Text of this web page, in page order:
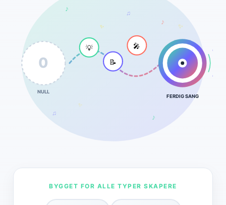
0
NULL
💡
📝
🎤
FERDIG SANG
♪
♫
♪
♫
♪
✨ ✨
✨
BYGGET FOR ALLE TYPER SKAPERE